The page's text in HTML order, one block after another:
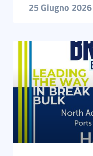
25 Giugno 2026